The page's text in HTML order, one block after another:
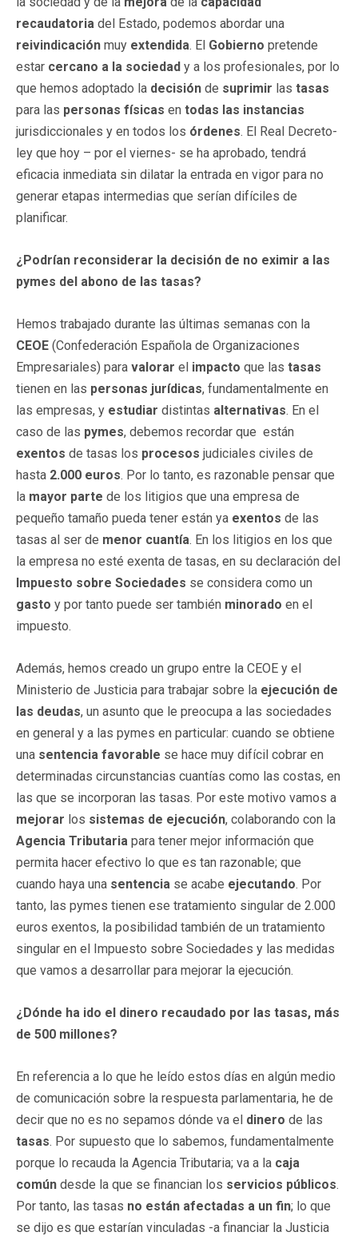
recaudatoria del Estado, podemos abordar una
reivindicación muy extendida. El Gobierno pretende
estar cercano a la sociedad y a los profesionales, por lo
que hemos adoptado la decisión de suprimir las tasas
para las personas físicas en todas las instancias
jurisdiccionales y en todos los órdenes. El Real Decreto-
ley que hoy – por el viernes- se ha aprobado, tendrá
eficacia inmediata sin dilatar la entrada en vigor para no
generar etapas intermedias que serían difíciles de
planificar.
¿Podrían reconsiderar la decisión de no eximir a las
pymes del abono de las tasas?
Hemos trabajado durante las últimas semanas con la
CEOE (Confederación Española de Organizaciones
Empresariales) para valorar el impacto que las tasas
tienen en las personas jurídicas, fundamentalmente en
las empresas, y estudiar distintas alternativas. En el
caso de las pymes, debemos recordar que están
exentos de tasas los procesos judiciales civiles de
hasta 2.000 euros. Por lo tanto, es razonable pensar que
la mayor parte de los litigios que una empresa de
pequeño tamaño pueda tener están ya exentos de las
tasas al ser de menor cuantía. En los litigios en los que
la empresa no esté exenta de tasas, en su declaración del
Impuesto sobre Sociedades se considera como un
gasto y por tanto puede ser también minorado en el
impuesto.
Además, hemos creado un grupo entre la CEOE y el
Ministerio de Justicia para trabajar sobre la ejecución de
las deudas, un asunto que le preocupa a las sociedades
en general y a las pymes en particular: cuando se obtiene
una sentencia favorable se hace muy difícil cobrar en
determinadas circunstancias cuantías como las costas, en
las que se incorporan las tasas. Por este motivo vamos a
mejorar los sistemas de ejecución, colaborando con la
Agencia Tributaria para tener mejor información que
permita hacer efectivo lo que es tan razonable; que
cuando haya una sentencia se acabe ejecutando. Por
tanto, las pymes tienen ese tratamiento singular de 2.000
euros exentos, la posibilidad también de un tratamiento
singular en el Impuesto sobre Sociedades y las medidas
que vamos a desarrollar para mejorar la ejecución.
¿Dónde ha ido el dinero recaudado por las tasas, más
de 500 millones?
En referencia a lo que he leído estos días en algún medio
de comunicación sobre la respuesta parlamentaria, he de
decir que no es no sepamos dónde va el dinero de las
tasas. Por supuesto que lo sabemos, fundamentalmente
porque lo recauda la Agencia Tributaria; va a la caja
común desde la que se financian los servicios públicos.
Por tanto, las tasas no están afectadas a un fin; lo que
se dijo es que estarían vinculadas -a financiar la Justicia